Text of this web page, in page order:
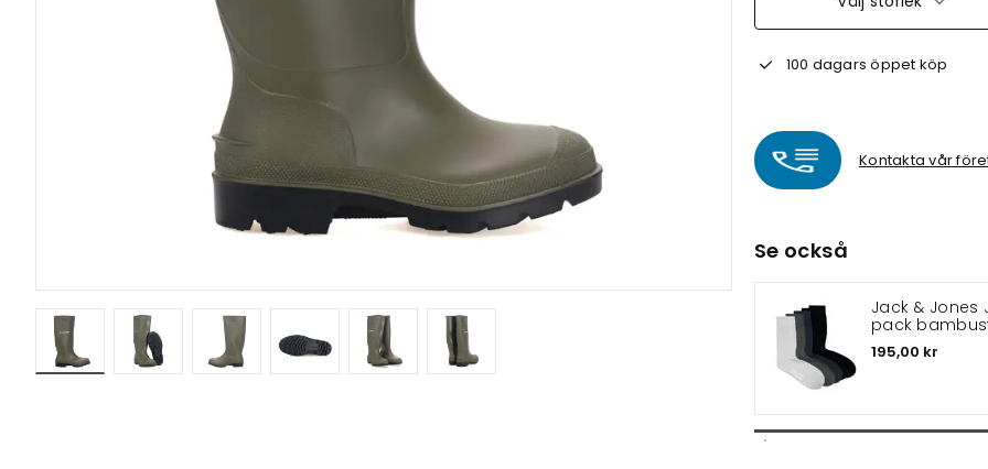
100 dagars öppet köp
Kontakta vår
Se också
Jack & Jones
pack
195,00 kr